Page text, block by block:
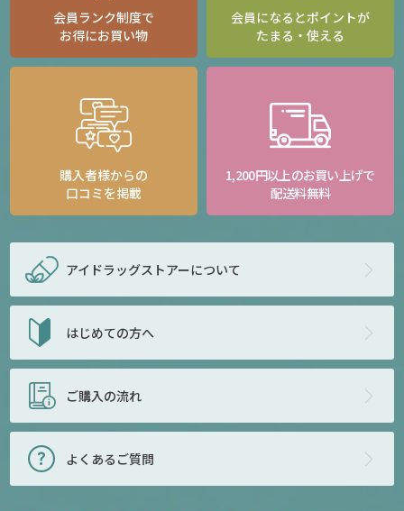
会員ランク制度で
お得にお買い物
会員になるとポイントが
たまる・使える
購入者様からの
口コミを掲載
1,200円以上のお買い上げで
配送料無料
アイドラッグストアーについて
はじめての方へ
ご購入の流れ
よくあるご質問